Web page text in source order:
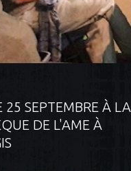
25 SEPTEMBRE À LA
DE L'AME À